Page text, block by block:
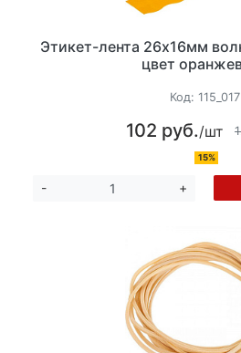
Этикет-лента 26х16мм
цвет
Код: 115_017
102 руб./шт
15%
- +